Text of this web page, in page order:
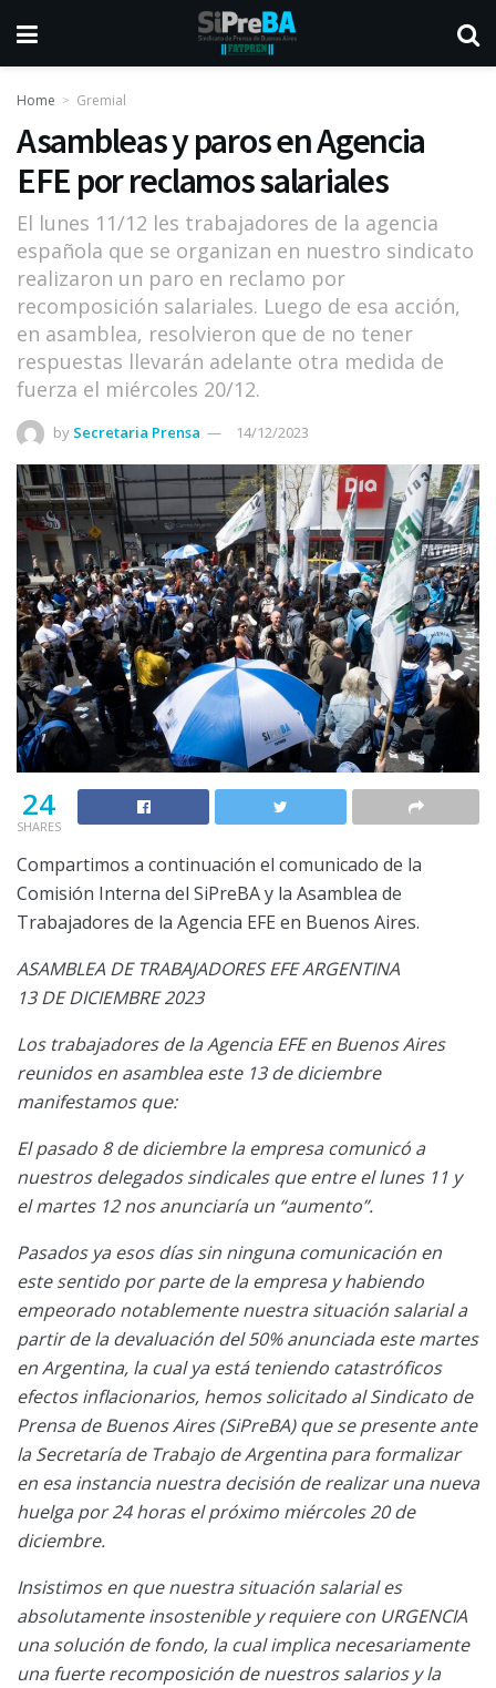
Home Gremial
Asambleas y paros en Agencia
EFE por reclamos salariales
El lunes 11/12 les trabajadores de la agencia
española que se organizan en nuestro sindicato
realizaron un paro en reclamo por
recomposición salariales. Luego de esa acción,
en asamblea, resolvieron que de no tener
respuestas llevarán adelante otra medida de
fuerza el miércoles 20/12.
by Secretaria Prensa 14/12/2023
24
SHARES
Compartimos a continuación el comunicado de la
Comisión Interna del SiPreBA y la Asamblea de
Trabajadores de la Agencia EFE en Buenos Aires.
ASAMBLEA DE TRABAJADORES EFE ARGENTINA
13 DE DICIEMBRE 2023
Los trabajadores de la Agencia EFE en Buenos Aires
reunidos en asamblea este 13 de diciembre
manifestamos que:
El pasado 8 de diciembre la empresa comunicó a
nuestros delegados sindicales que entre el lunes 11 y
el martes 12 nos anunciaría un “aumento”.
Pasados ya esos días sin ninguna comunicación en
este sentido por parte de la empresa y habiendo
empeorado notablemente nuestra situación salarial a
partir de la devaluación del 50% anunciada este martes
en Argentina, la cual ya está teniendo catastróficos
efectos inflacionarios, hemos solicitado al Sindicato de
Prensa de Buenos Aires (SiPreBA) que se presente ante
la Secretaría de Trabajo de Argentina para formalizar
en esa instancia nuestra decisión de realizar una nueva
huelga por 24 horas el próximo miércoles 20 de
diciembre.
Insistimos en que nuestra situación salarial es
absolutamente insostenible y requiere con URGENCIA
una solución de fondo, la cual implica necesariamente
una fuerte recomposición de nuestros salarios y la